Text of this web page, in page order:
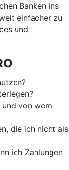
Banken ins
einfacher zu
und
und von wem
die ich nicht als
ich Zahlungen